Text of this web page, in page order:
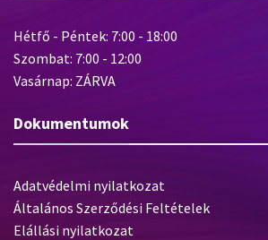
Hétfő - Péntek: 7:00 - 18:00
Szombat: 7:00 - 12:00
Vasárnap: ZÁRVA
Dokumentumok
Adatvédelmi nyilatkozat
Általános Szerződési Feltételek
Elállási nyilatkozat